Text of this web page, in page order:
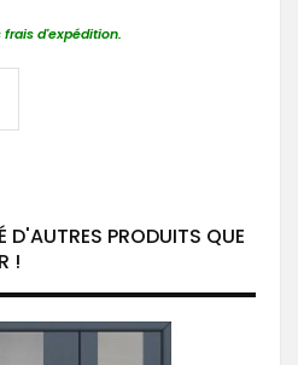
frais d'expédition.
PRODUITS QUE
!